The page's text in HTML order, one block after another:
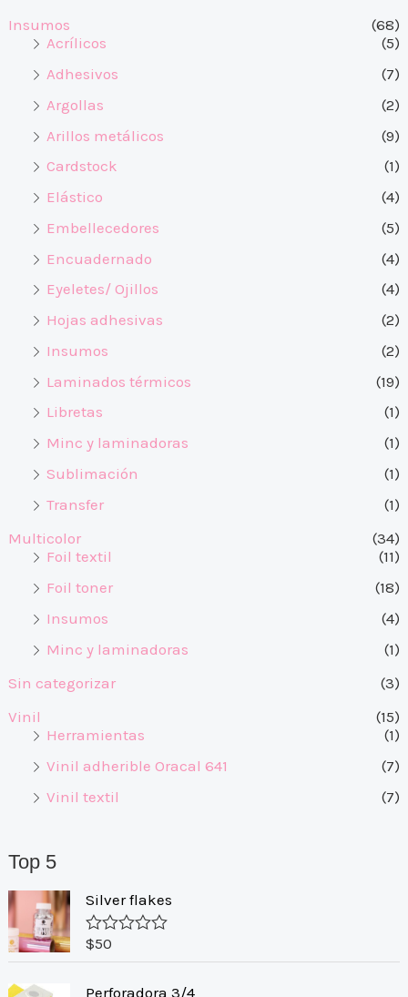
Insumos
(68)
Acrílicos
(5)
Adhesivos
(7)
Argollas
(2)
Arillos metálicos
(9)
Cardstock
(1)
Elástico
(4)
Embellecedores
(5)
Encuadernado
(4)
Eyeletes/ Ojillos
(4)
Hojas adhesivas
(2)
Insumos
(2)
Laminados térmicos
(19)
Libretas
(1)
Minc y laminadoras
(1)
Sublimación
(1)
Transfer
(1)
Multicolor
(34)
Foil textil
(11)
Foil toner
(18)
Insumos
(4)
Minc y laminadoras
(1)
Sin categorizar
(3)
Vinil
(15)
Herramientas
(1)
Vinil adherible Oracal 641
(7)
Vinil textil
(7)
Top 5
Silver flakes
V
a
o
$50
Perforadora 3/4